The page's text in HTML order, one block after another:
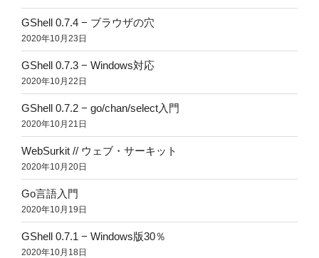
GShell 0.7.4 − ブラウザの穴
2020年10月23日
GShell 0.7.3 − Windows対応
2020年10月22日
GShell 0.7.2 − go/chan/select入門
2020年10月21日
WebSurkit // ウェブ・サーキット
2020年10月20日
Go言語入門
2020年10月19日
GShell 0.7.1 − Windows版30％
2020年10月18日